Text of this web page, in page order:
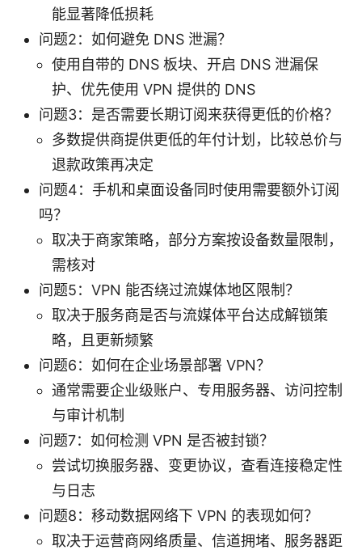
能显著降低损耗
问题2：如何避免 DNS 泄漏？
使用自带的 DNS 板块、开启 DNS 泄漏保
护、优先使用 VPN 提供的 DNS
问题3：是否需要长期订阅来获得更低的价格？
多数提供商提供更低的年付计划，比较总价与
退款政策再决定
问题4：手机和桌面设备同时使用需要额外订阅
吗？
取决于商家策略，部分方案按设备数量限制，
需核对
问题5：VPN 能否绕过流媒体地区限制？
取决于服务商是否与流媒体平台达成解锁策
略，且更新频繁
问题6：如何在企业场景部署 VPN？
通常需要企业级账户、专用服务器、访问控制
与审计机制
问题7：如何检测 VPN 是否被封锁？
尝试切换服务器、变更协议，查看连接稳定性
与日志
问题8：移动数据网络下 VPN 的表现如何？
取决于运营商网络质量、信道拥堵、服务器距